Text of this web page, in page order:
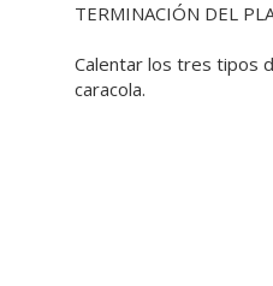
TERMINACIÓN DEL
Calentar los tres tipos
caracola.